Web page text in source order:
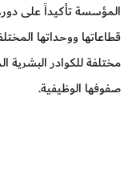
المؤسسة تأكيداً على
قطاعاتها ووحداتها
مختلفة للكوادر البشرية
صفوفها الوظيفية.